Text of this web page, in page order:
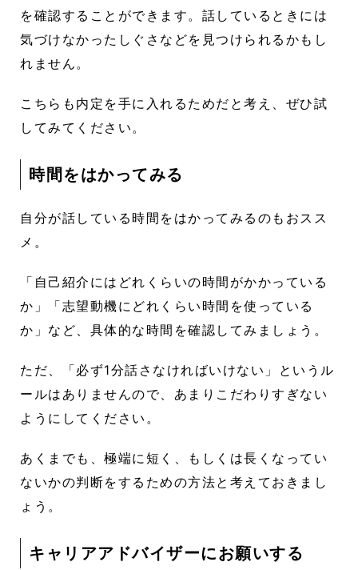
を確認することができます。話しているときには
気づけなかったしぐさなどを見つけられるかもし
れません。
こちらも内定を手に入れるためだと考え、ぜひ試
してみてください。
時間をはかってみる
自分が話している時間をはかってみるのもおスス
メ。
「自己紹介にはどれくらいの時間がかかっている
か」「志望動機にどれくらい時間を使っている
か」など、具体的な時間を確認してみましょう。
ただ、「必ず1分話さなければいけない」というル
ールはありませんので、あまりこだわりすぎない
ようにしてください。
あくまでも、極端に短く、もしくは長くなってい
ないかの判断をするための方法と考えておきまし
ょう。
キャリアアドバイザーにお願いする